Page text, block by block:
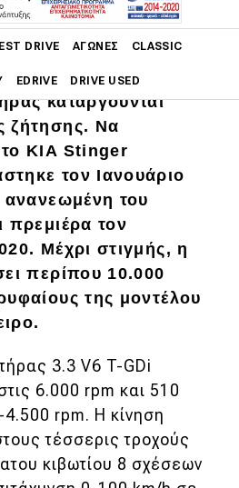
DRIVE ΑΓΏΝΕΣ CLASSIC
EDRIVE DRIVE USED
με τον
V6 3,3 λίτρων
και ο
καταργούνται
ζήτησης. Να
KIA Stinger
τον Ιανουάριο
ανανεωμένη του
πρεμιέρα τον
Μέχρι στιγμής, η
περίπου 10.000
της μοντέλου
3.3 V6 T-GDi
6.000 rpm και 510
rpm. Η κίνηση
τέσσερις τροχούς
κιβωτίου 8 σχέσεων